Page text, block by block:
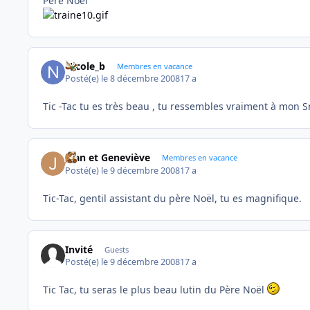
Nicole_b Membres en vacance
Posté(e) le 8 décembre 200817 a
Tic -Tac tu es très beau , tu ressembles vraiment à mon
Jean et Geneviève Membres en vacance
Posté(e) le 9 décembre 200817 a
Tic-Tac, gentil assistant du père Noël, tu es magnifique.
Invité Guests
Posté(e) le 9 décembre 200817 a
Tic Tac, tu seras le plus beau lutin du Père Noël